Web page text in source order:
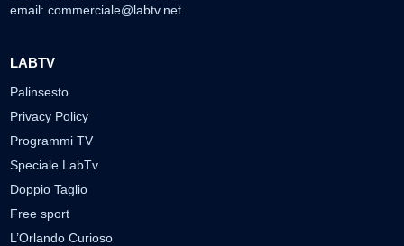
email: commerciale@labtv.net
LABTV
Palinsesto
Privacy Policy
Programmi TV
Speciale LabTv
Doppio Taglio
Free sport
L’Orlando Curioso